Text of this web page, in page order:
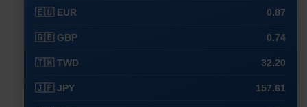
🇪🇺 EUR 0.87
🇬🇧 GBP 0.74
🇹🇼 TWD 32.20
🇯🇵 JPY 157.61